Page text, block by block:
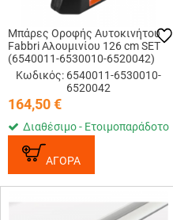
Μπάρες Οροφής Αυτοκινήτου
Fabbri Αλουμινίου 126 cm SET
(6540011-6530010-6520042)
Κωδικός: 6540011-6530010-
6520042
164,50€
Διαθέσιμο - Ετοιμοπαράδοτο
ΑΓΟΡΑ